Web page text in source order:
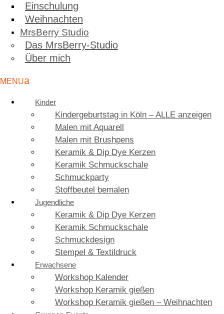
Einschulung
Weihnachten
MrsBerry Studio
Das MrsBerry-Studio
Über mich
Kinder
Kindergeburtstag in Köln – ALLE anzeigen
Malen mit Aquarell
Malen mit Brushpens
Keramik & Dip Dye Kerzen
Keramik Schmuckschale
Schmuckparty
Stoffbeutel bemalen
Jugendliche
Keramik & Dip Dye Kerzen
Keramik Schmuckschale
Schmuckdesign
Stempel & Textildruck
Erwachsene
Workshop Kalender
Workshop Keramik gießen
Workshop Keramik gießen – Weihnachten